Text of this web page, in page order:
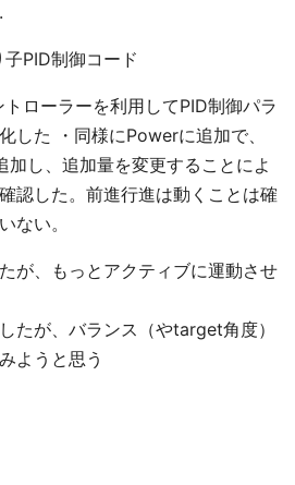
PID制御コード
ローラーを利用してPID制御パラ
した ・同様にPowerに追加で、
し、追加量を変更することによ
認した。前進行進は動くことは確
ない。
が、もっとアクティブに運動させ
たが、バランス（やtarget角度）
ようと思う